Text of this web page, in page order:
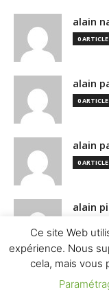
alain
0
alain
0
alain
0
alain
alain
0
Ce site Web
expérience. Nous
cela, mais vous